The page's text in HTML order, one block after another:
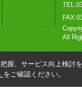
All
握、サービス向上検討
をご確認ください。